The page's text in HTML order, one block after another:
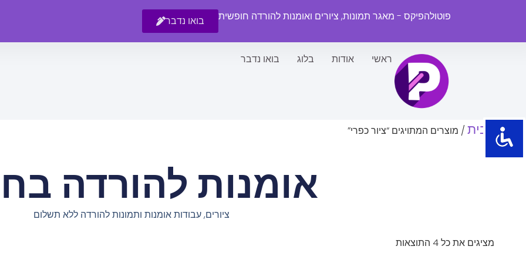
פוטולהפיקס - מאגר תמונות, ציורים ואומנות להורדה חופשית בואו נדבר
ראשי אודות בלוג בואו נדבר
עמוד הבית / מוצרים המתויגים “ציור כפרי”
אומנות להורדה
ציורים, עבודות אומנות ותמונות להורדה ללא תשלום
מציגים את כל ⁦4⁩ התוצאות